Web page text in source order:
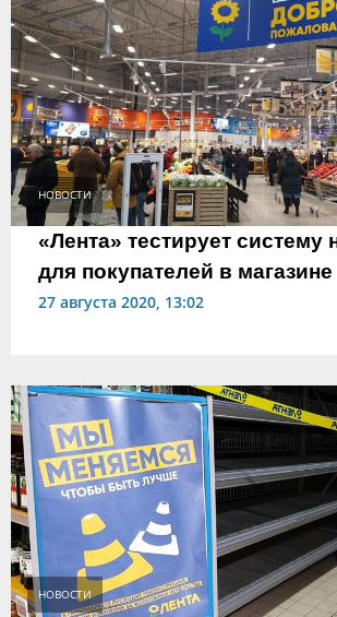
НОВОСТИ
«Лента» тестирует систему
для покупателей в магазине
27 августа 2020, 13:02
НОВОСТИ